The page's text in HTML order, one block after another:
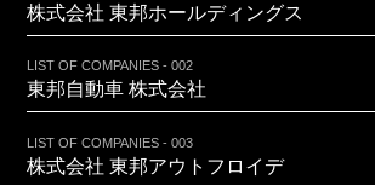
株式会社 東邦ホールディングス
LIST OF COMPANIES - 002
東邦自動車 株式会社
LIST OF COMPANIES - 003
株式会社 東邦アウトフロイデ